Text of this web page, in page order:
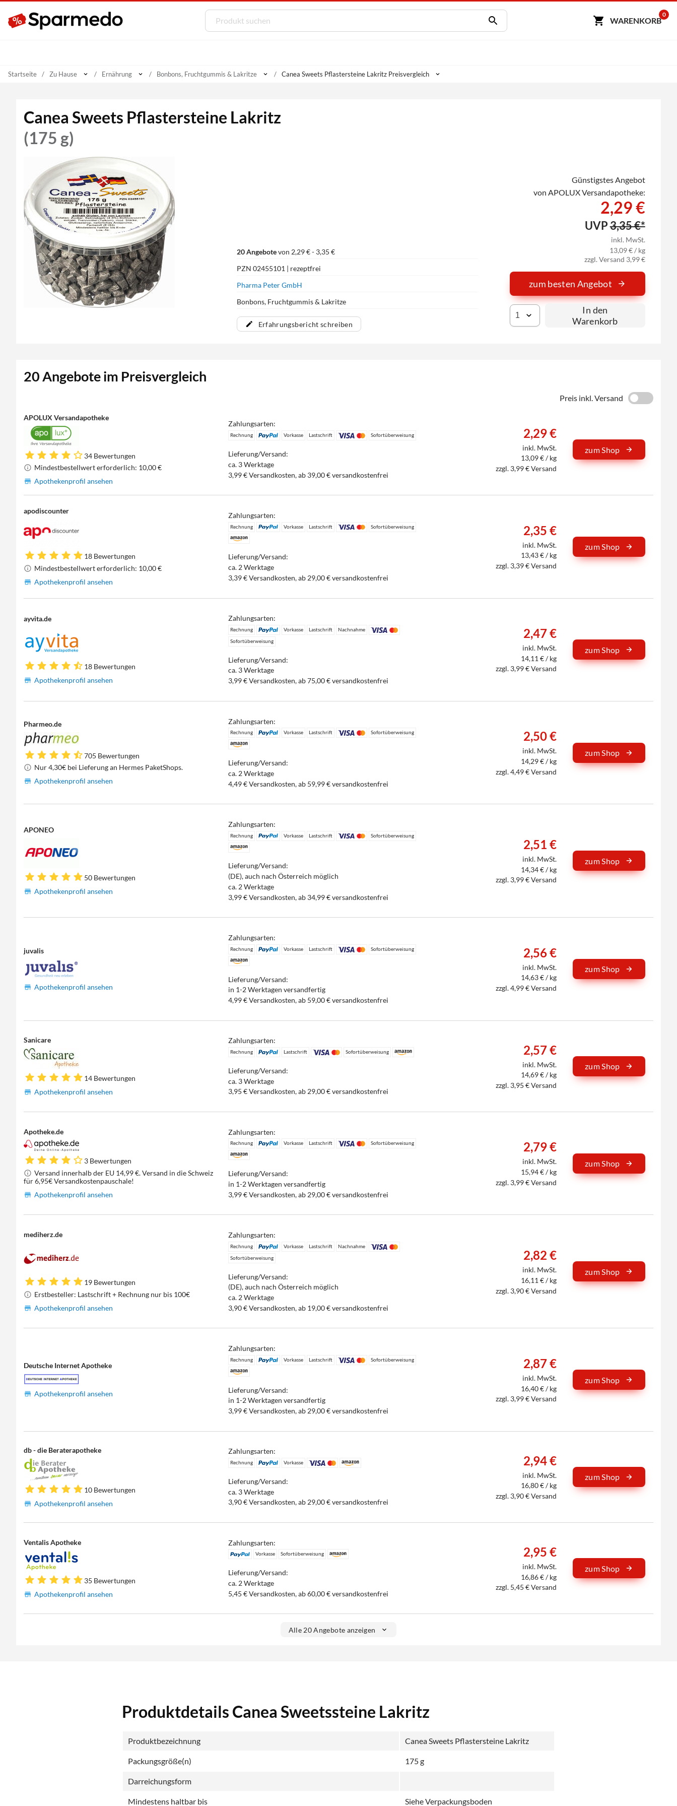
WARENKORB
0
Startseite Zu Hause Ernährung Bonbons, Fruchtgummis & Lakritze Canea Sweets Pflastersteine Lakritz Preisvergleich
Canea Sweets Pflastersteine Lakritz
(175 g)
20 Angebotevon 2,29 € - 3,35 €
PZN 02455101 | rezeptfrei
Pharma Peter GmbH
Bonbons, Fruchtgummis & Lakritze
Erfahrungsbericht schreiben
Günstigstes Angebot
von APOLUX Versandapotheke:
2,29 €
UVP3,35 €*
inkl. MwSt.
13,09 € / kg
zzgl. Versand 3,99 €
zum besten Angebot
In den
Warenkorb
20 Angebote im Preisvergleich
Preis inkl. Versand
APOLUX Versandapotheke
34 Bewertungen
Mindestbestellwert erforderlich: 10,00 €
Apothekenprofil ansehen
Zahlungsarten:
Rechnung Vorkasse Lastschrift Sofortüberweisung
Lieferung/Versand:
ca. 3 Werktage
3,99 € Versandkosten, ab 39,00 € versandkostenfrei
2,29 €
inkl. MwSt.
13,09 € / kg
zzgl. 3,99 € Versand
zum Shop
apodiscounter
18 Bewertungen
Mindestbestellwert erforderlich: 10,00 €
Apothekenprofil ansehen
Zahlungsarten:
Rechnung Vorkasse Lastschrift Sofortüberweisung
Lieferung/Versand:
ca. 2 Werktage
3,39 € Versandkosten, ab 29,00 € versandkostenfrei
2,35 €
inkl. MwSt.
13,43 € / kg
zzgl. 3,39 € Versand
zum Shop
ayvita.de
18 Bewertungen
Apothekenprofil ansehen
Zahlungsarten:
Rechnung Vorkasse Lastschrift
Nachnahme
Sofortüberweisung
Lieferung/Versand:
ca. 3 Werktage
3,99 € Versandkosten, ab 75,00 € versandkostenfrei
2,47 €
inkl. MwSt.
14,11 € / kg
zzgl. 3,99 € Versand
zum Shop
Pharmeo.de
705 Bewertungen
Nur 4,30€ bei Lieferung an Hermes PaketShops.
Apothekenprofil ansehen
Zahlungsarten:
Rechnung Vorkasse Lastschrift Sofortüberweisung
Lieferung/Versand:
ca. 2 Werktage
4,49 € Versandkosten, ab 59,99 € versandkostenfrei
2,50 €
inkl. MwSt.
14,29 € / kg
zzgl. 4,49 € Versand
zum Shop
APONEO
50 Bewertungen
Apothekenprofil ansehen
Zahlungsarten:
Rechnung Vorkasse Lastschrift Sofortüberweisung
Lieferung/Versand:
(DE), auch nach Österreich möglich
ca. 2 Werktage
3,99 € Versandkosten, ab 34,99 € versandkostenfrei
2,51 €
inkl. MwSt.
14,34 € / kg
zzgl. 3,99 € Versand
zum Shop
juvalis
Apothekenprofil ansehen
Zahlungsarten:
Rechnung Vorkasse Lastschrift Sofortüberweisung
Lieferung/Versand:
in 1-2 Werktagen versandfertig
4,99 € Versandkosten, ab 59,00 € versandkostenfrei
2,56 €
inkl. MwSt.
14,63 € / kg
zzgl. 4,99 € Versand
zum Shop
Sanicare
14 Bewertungen
Apothekenprofil ansehen
Zahlungsarten:
Rechnung Lastschrift Sofortüberweisung
Lieferung/Versand:
ca. 3 Werktage
3,95 € Versandkosten, ab 29,00 € versandkostenfrei
2,57 €
inkl. MwSt.
14,69 € / kg
zzgl. 3,95 € Versand
zum Shop
Apotheke.de
3 Bewertungen
Versand innerhalb der EU 14,99 €. Versand in die Schweiz
für 6,95€ Versandkostenpauschale!
Apothekenprofil ansehen
Zahlungsarten:
Rechnung Vorkasse Lastschrift Sofortüberweisung
Lieferung/Versand:
in 1-2 Werktagen versandfertig
3,99 € Versandkosten, ab 29,00 € versandkostenfrei
2,79 €
inkl. MwSt.
15,94 € / kg
zzgl. 3,99 € Versand
zum Shop
mediherz.de
19 Bewertungen
Erstbesteller: Lastschrift + Rechnung nur bis 100€
Apothekenprofil ansehen
Zahlungsarten:
Rechnung Vorkasse Lastschrift
Nachnahme
Sofortüberweisung
Lieferung/Versand:
(DE), auch nach Österreich möglich
ca. 2 Werktage
3,90 € Versandkosten, ab 19,00 € versandkostenfrei
2,82 €
inkl. MwSt.
16,11 € / kg
zzgl. 3,90 € Versand
zum Shop
Deutsche Internet Apotheke
Apothekenprofil ansehen
Zahlungsarten:
Rechnung Vorkasse Lastschrift Sofortüberweisung
Lieferung/Versand:
in 1-2 Werktagen versandfertig
3,99 € Versandkosten, ab 29,00 € versandkostenfrei
2,87 €
inkl. MwSt.
16,40 € / kg
zzgl. 3,99 € Versand
zum Shop
db - die Beraterapotheke
10 Bewertungen
Apothekenprofil ansehen
Zahlungsarten:
Rechnung Vorkasse
Lieferung/Versand:
ca. 3 Werktage
3,90 € Versandkosten, ab 29,00 € versandkostenfrei
2,94 €
inkl. MwSt.
16,80 € / kg
zzgl. 3,90 € Versand
zum Shop
Ventalis Apotheke
35 Bewertungen
Apothekenprofil ansehen
Zahlungsarten:
Vorkasse Sofortüberweisung
Lieferung/Versand:
ca. 2 Werktage
5,45 € Versandkosten, ab 60,00 € versandkostenfrei
2,95 €
inkl. MwSt.
16,86 € / kg
zzgl. 5,45 € Versand
zum Shop
Alle 20 Angebote anzeigen
Produktdetails Canea Sweetssteine Lakritz
Produktbezeichnung Canea Sweets Pflastersteine Lakritz
Packungsgröße(n) 175 g
Darreichungsform
Mindestens haltbar bis Siehe Verpackungsboden